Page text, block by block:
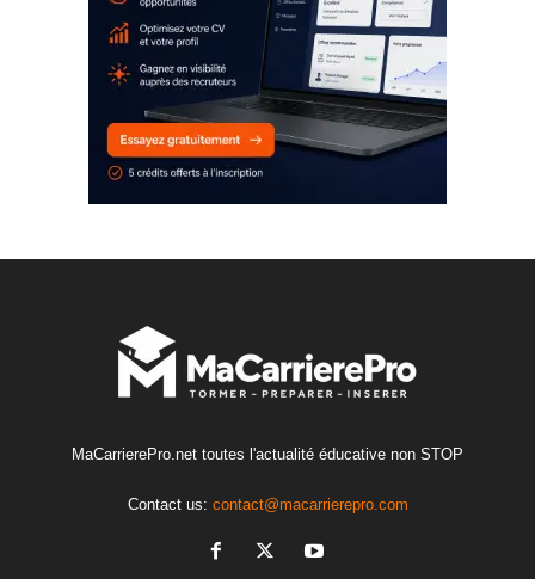
MaCarrierePro.net toutes l'actualité éducative non STOP
Contact us: contact@macarrierepro.com